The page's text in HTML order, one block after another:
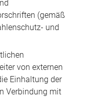
(gemäß
und
von externen
Einhaltung der
Verbindung mit